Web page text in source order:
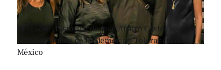
El rescate histórico de José Arturo Castellanos se
suma al Museo de la Memoria y Tolerancia de
México